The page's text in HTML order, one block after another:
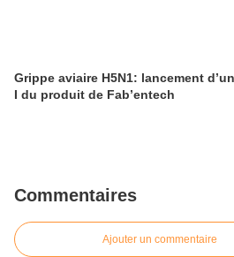
Grippe aviaire H5N1: lancement
I du produit de Fab’entech
Commentaires
Ajouter un commentaire